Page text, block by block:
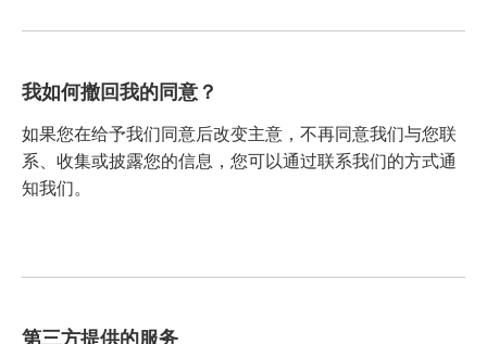
我如何撤回我的同意？
如果您在给予我们同意后改变主意，不再同意我们与您联
系、收集或披露您的信息，您可以通过联系我们的方式通
知我们。
第三方提供的服务